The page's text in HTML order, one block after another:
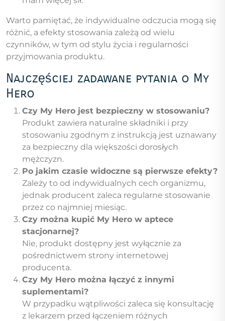
Warto pamiętać, że indywidualne odczucia mogą się
różnić, a efekty stosowania zależą od wielu
czynników, w tym od stylu życia i regularności
przyjmowania produktu.
Najczęściej zadawane pytania o My
Hero
Czy My Hero jest bezpieczny w stosowaniu?
Produkt zawiera naturalne składniki i przy
stosowaniu zgodnym z instrukcją jest uznawany
za bezpieczny dla większości dorosłych
mężczyzn.
Po jakim czasie widoczne są pierwsze efekty?
Zależy to od indywidualnych cech organizmu,
jednak producent zaleca regularne stosowanie
przez co najmniej miesiąc.
Czy można kupić My Hero w aptece
stacjonarnej?
Nie, produkt dostępny jest wyłącznie za
pośrednictwem strony internetowej
producenta.
Czy My Hero można łączyć z innymi
suplementami?
W przypadku wątpliwości zaleca się konsultację
z lekarzem przed łączeniem różnych